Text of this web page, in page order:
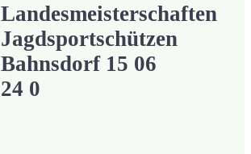
Landesmeisterschaften
Jagdsportschützen
Bahnsdorf 15 06
24 0